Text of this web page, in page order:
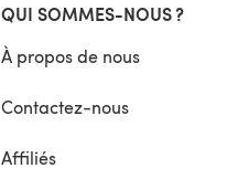
QUI SOMMES-NOUS ?
À propos de nous
Contactez-nous
Affiliés